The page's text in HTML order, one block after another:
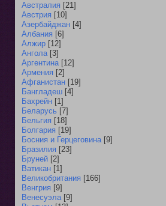
Австралия [21]
Австрия [10]
Азербайджан [4]
Албания [6]
Алжир [12]
Ангола [3]
Аргентина [12]
Армения [2]
Афганистан [19]
Бангладеш [4]
Бахрейн [1]
Беларусь [7]
Бельгия [18]
Болгария [19]
Босния и Герцеговина [9]
Бразилия [23]
Бруней [2]
Ватикан [1]
Великобритания [166]
Венгрия [9]
Венесуэла [9]